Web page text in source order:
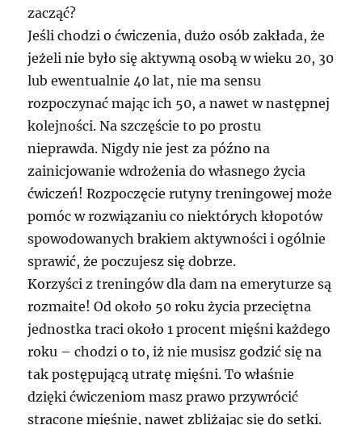
zacząć?
Jeśli chodzi o ćwiczenia, dużo osób zakłada, że
jeżeli nie było się aktywną osobą w wieku 20, 30
lub ewentualnie 40 lat, nie ma sensu
rozpoczynać mając ich 50, a nawet w następnej
kolejności. Na szczęście to po prostu
nieprawda. Nigdy nie jest za późno na
zainicjowanie wdrożenia do własnego życia
ćwiczeń! Rozpoczęcie rutyny treningowej może
pomóc w rozwiązaniu co niektórych kłopotów
spowodowanych brakiem aktywności i ogólnie
sprawić, że poczujesz się dobrze.
Korzyści z treningów dla dam na emeryturze są
rozmaite! Od około 50 roku życia przeciętna
jednostka traci około 1 procent mięśni każdego
roku – chodzi o to, iż nie musisz godzić się na
tak postępującą utratę mięśni. To właśnie
dzięki ćwiczeniom masz prawo przywrócić
stracone mięśnie, nawet zbliżając się do setki.